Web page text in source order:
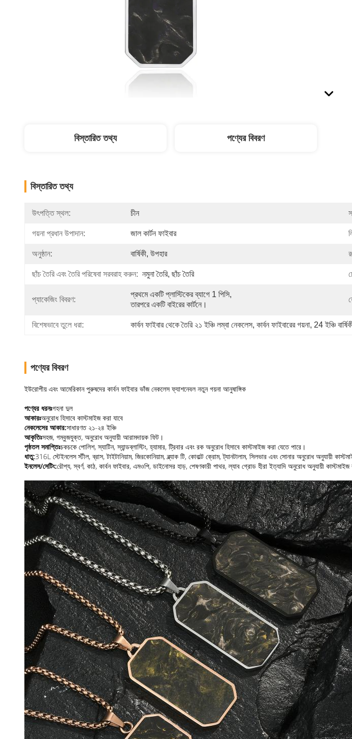
বিস্তারিত তথ্য পণ্যের বিবরণ
বিস্তারিত তথ্য
উৎপত্তি স্থল: চীন
গয়না প্রধান উপাদান: জাল কার্টন ফাইবার
অনুষ্ঠান: বার্ষিকী, উপহার
ছাঁচ তৈরি এবং তৈরি পরিষেবা সরবরাহ করুন: নমুনা তৈরি, ছাঁচ তৈরি
প্যাকেজিং বিবরণ:
প্রথমে একটি প্লাস্টিকের ব্যাগে 1 পিসি,
তারপরে একটি বাইরের কার্টনে।
বিশেষভাবে তুলে ধরা: কার্বন ফাইবার থেকে তৈরি ২১ ইঞ্চি লম্বা নেকলেস, কার্বন ফাইবারের গয়না, 24 ইঞ্চি
পণ্যের বিবরণ
ইউরোপীয় এবং আমেরিকান পুরুষদের কার্বন ফাইবার ভাঁজ নেকলেস ফ্যাশনেবল নতুন গয়না আনুষাঙ্গিক
পণ্যের ধরনঃগহনা দুল
আকারঃঅনুরোধ হিসাবে কাস্টমাইজ করা যাবে
নেকলেসের আকার:সাধারণত ২১-২৪ ইঞ্চি
আকৃতিঃসহজ, গম্বুজযুক্ত, অনুরোধ অনুযায়ী আরামদায়ক ফিট।
পৃষ্ঠতল সমাপ্তিঃচকচকে পোলিশ, স্যাটিন, স্যান্ডব্লাস্টিং, হ্যামার, ট্রিবার এবং রক অনুরোধ হিসাবে কাস্টমাইজ করা যেতে পারে।
ধাতু:316L স্টেইনলেস স্টীল, ব্রাস, টাইটানিয়াম, জিরকোনিয়াম, ব্ল্যাক টি, কোবাল্ট ক্রোম, ট্যানটালাম, সিলভার এবং সোনার অনুরোধ অনুযায়ী
ইনলেস/সেটিং:রৌপ্য, স্বর্ণ, কাঠ, কার্বন ফাইবার, এমওপি, ডাইনোসর হাড়, পেষণকারী পাথর, ল্যাব গ্রোড হীরা ইত্যাদি অনুরোধ অনুযায়ী কাস্টমাইজ